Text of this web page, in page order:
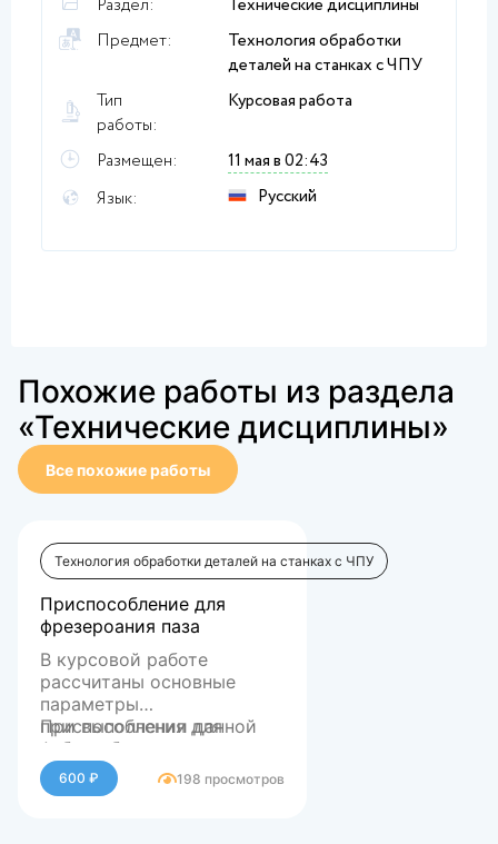
Раздел:
Технические дисциплины
Предмет:
Технология обработки
деталей на станках с ЧПУ
Тип
работы:
Курсовая работа
Размещен:
11 мая в 02:43
Язык:
Русский
Похожие работы из раздела
«Технические дисциплины»
Все похожие работы
Технология обработки деталей на станках с ЧПУ
Приспособление для
фрезероания паза
В курсовой работе
рассчитаны основные
параметры
приспособления для
фрезерования паза с
гидравлическим зажимом
заготовки, используемого
При выполнении данной
работы было выполнено
следующее:
– рассмотрены
600 ₽ 198 просмотров